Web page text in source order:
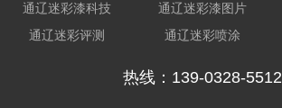
通辽迷彩漆科技
通辽迷彩评测
通辽迷彩漆图片
通辽迷彩喷涂
热线：139-0328-5512